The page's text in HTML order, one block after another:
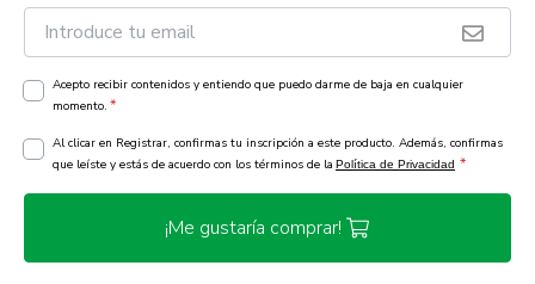
Acepto recibir contenidos y entiendo que puedo darme de baja en cualquier
momento. *
Al clicar en Registrar, confirmas tu inscripción a este producto. Además, confirmas
que leíste y estás de acuerdo con los términos de la Política de Privacidad *
¡Me gustaría comprar!